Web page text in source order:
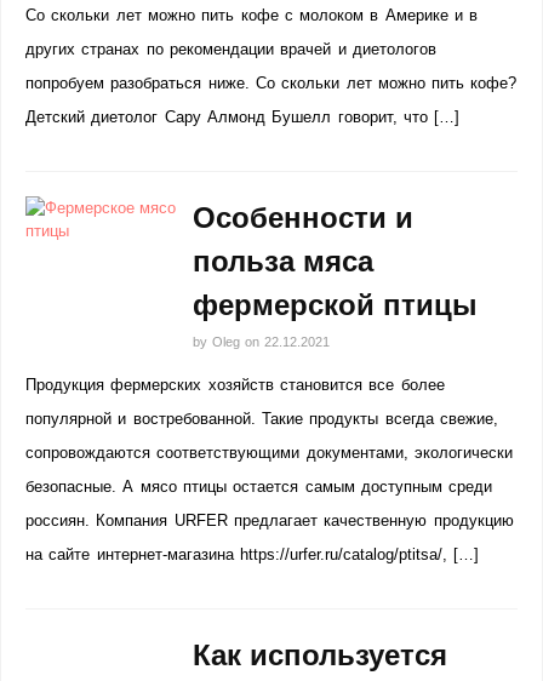
Со скольки лет можно пить кофе с молоком в Америке и в
других странах по рекомендации врачей и диетологов
попробуем разобраться ниже. Со скольки лет можно пить кофе?
Детский диетолог Сару Алмонд Бушелл говорит, что […]
Особенности и
польза мяса
фермерской птицы
by Oleg on 22.12.2021
Продукция фермерских хозяйств становится все более
популярной и востребованной. Такие продукты всегда свежие,
сопровождаются соответствующими документами, экологически
безопасные. А мясо птицы остается самым доступным среди
россиян. Компания URFER предлагает качественную продукцию
на сайте интернет-магазина https://urfer.ru/catalog/ptitsa/, […]
Как используется